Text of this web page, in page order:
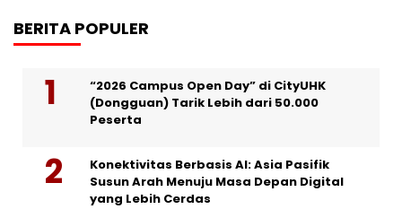
BERITA POPULER
“2026 Campus Open Day” di CityUHK
(Dongguan) Tarik Lebih dari 50.000
Peserta
Konektivitas Berbasis AI: Asia Pasifik
Susun Arah Menuju Masa Depan Digital
yang Lebih Cerdas